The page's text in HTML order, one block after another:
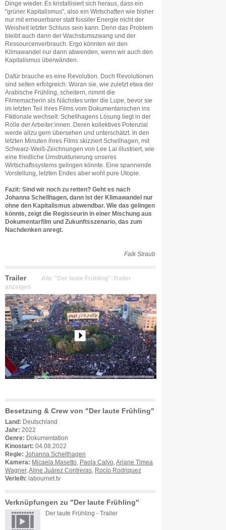
Dinge wieder. Es kristallisiert sich heraus, dass ein
"grüner Kapitalismus", also ein Wirtschaften wie bisher
nur mit erneuerbarer statt fossiler Energie nicht der
Weisheit letzter Schluss sein kann. Denn das Problem
bleibt auch dann der Wachstumszwang und der
Ressourcenverbrauch. Ergo könnten wir den
Klimawandel nur dann abwenden, wenn wir auch den
Kapitalismus überwänden.
Dafür brauche es eine Revolution. Doch Revolutionen
sind selten erfolgreich. Woran sie, wie zuletzt etwa der
Arabische Frühling, scheitern, nimmt die
Filmemacherin als Nächstes unter die Lupe, bevor sie
im letzten Teil ihres Films vom Dokumentarischen ins
Fiktionale wechselt. Schellhagens Lösung liegt in der
Rolle der Arbeiter:innen. Deren kollektives Potenzial
werde allzu gern übersehen und unterschätzt. In den
letzten Minuten ihres Films skizziert Schellhagen, mit
Schwarz-Weiß-Zeichnungen von Lee Lai illustriert, wie
eine friedliche Umstrukturierung unseres
Wirtschaftssystems gelingen könnte. Eine spannende
Vorstellung, letzten Endes aber wohl pure Utopie.
Fazit: Sind wir noch zu retten? Geht es nach
Johanna Schellhagen, dann ist der Klimawandel nur
ohne den Kapitalismus abwendbar. Wie das gelingen
könnte, zeigt die Regisseurin in einer Mischung aus
Dokumentarfilm und Zukunftsszenario, das zum
Nachdenken anregt.
Falk Straub
Trailer
Alle "Der laute Frühling"-Trailer
anzeigen
Besetzung & Crew von "Der laute Frühling"
Land: Deutschland
Jahr: 2022
Genre: Dokumentation
Kinostart: 04.08.2022
Regie: Johanna Schellhagen
Kamera: Micaela Masetto Paola Calvo Ariane Timea
Wagner, Aline Juárez Contreras
Rocío Rodriquez
Verleih: labournet.tv
Verknüpfungen zu "Der laute Frühling"
Der laute Frühling - Trailer